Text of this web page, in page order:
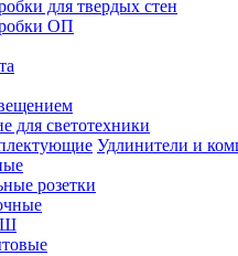
для твердых стен
ОП
для светотехники
Удлинители и
розетки